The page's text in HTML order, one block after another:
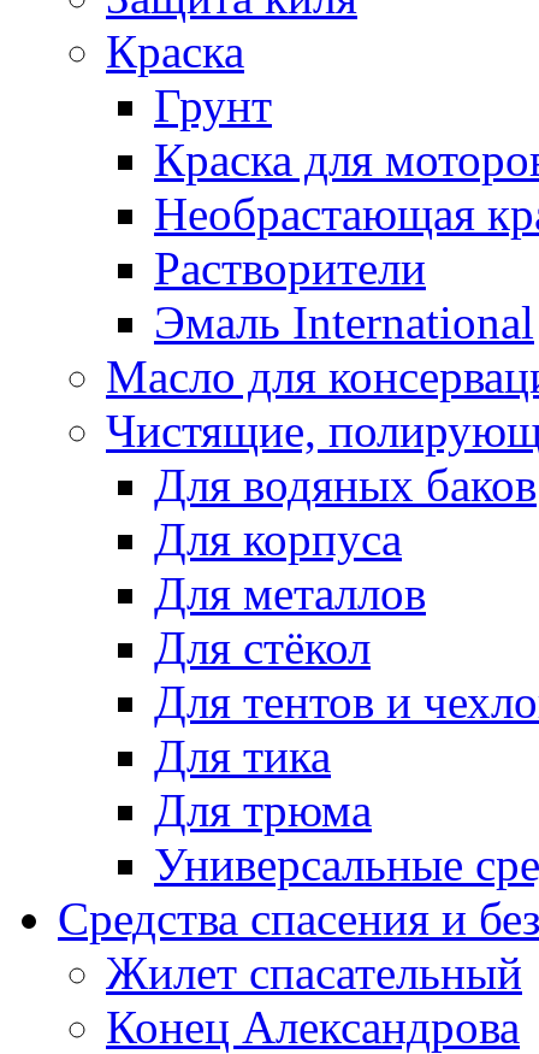
Краска
Грунт
Краска для
Необрастающая
Растворители
Эмаль International
Масло для
Чистящие,
Для водяных баков
Для корпуса
Для металлов
Для стёкол
Для тентов и
Для тика
Для трюма
Универсальные
Средства спасения и
Жилет спасательный
Конец Александрова